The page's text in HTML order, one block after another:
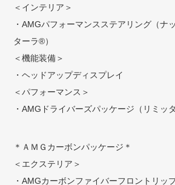
＜インテリア＞
・AMGパフォーマンスステアリング（ナ
ターラ®）
＜機能装備＞
・ヘッドアップディスプレイ
＜パフォーマンス＞
・AMGドライバーズパッケージ（リミッ
＊ＡＭＧカーボンパッケージ＊
＜エクステリア＞
・AMGカーボンファイバーフロントリッ